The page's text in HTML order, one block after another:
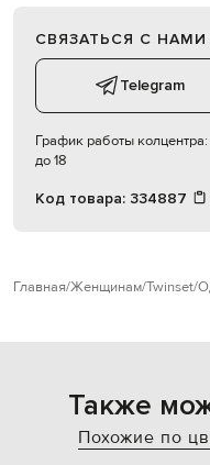
СВЯЗАТЬСЯ С НАМИ
Telegram
График работы колцентра:
до 18
Код товара: 334887
Главная Женщинам Twinset
Также
Похожие по